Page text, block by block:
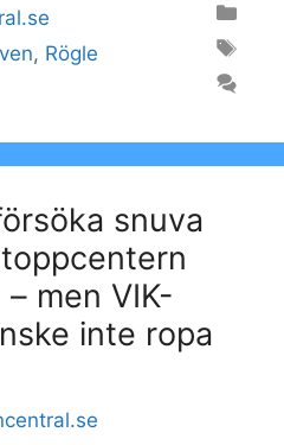
, Rögle
snuva
men VIK-
inte ropa